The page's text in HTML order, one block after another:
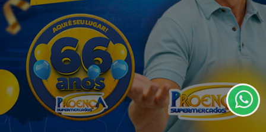
Termos de Uso e Privacidade
Esse site utiliza cookies para melhorar sua
experiência de navegação. Ao continuar o acesso,
entendemos que você concorda com nossos Termos
de Uso e Privacidade.
PARA MAIS INFORMAÇÕES, ACESSE NOSSOS TERMOS
CLICANDO AQUI
PROSSEGUIR